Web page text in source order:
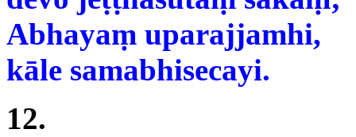
Abhayaṃ uparajjamhi,
kāle samabhisecayi.
12.